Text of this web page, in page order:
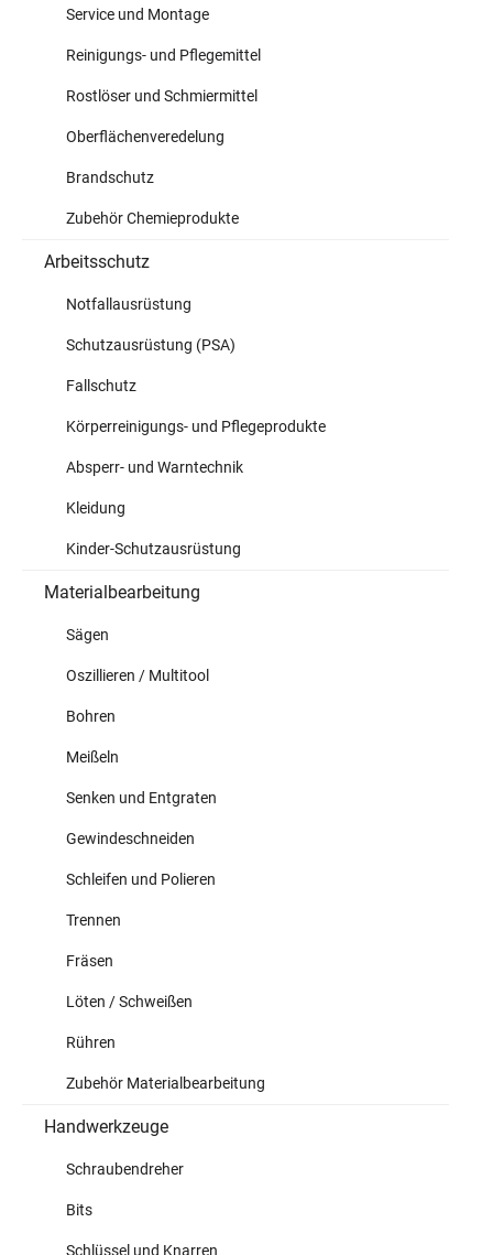
Service und Montage
Reinigungs- und Pflegemittel
Rostlöser und Schmiermittel
Oberflächenveredelung
Brandschutz
Zubehör Chemieprodukte
Arbeitsschutz
Notfallausrüstung
Schutzausrüstung (PSA)
Fallschutz
Körperreinigungs- und Pflegeprodukte
Absperr- und Warntechnik
Kleidung
Kinder-Schutzausrüstung
Materialbearbeitung
Sägen
Oszillieren / Multitool
Bohren
Meißeln
Senken und Entgraten
Gewindeschneiden
Schleifen und Polieren
Trennen
Fräsen
Löten / Schweißen
Rühren
Zubehör Materialbearbeitung
Handwerkzeuge
Schraubendreher
Bits
Schlüssel und Knarren